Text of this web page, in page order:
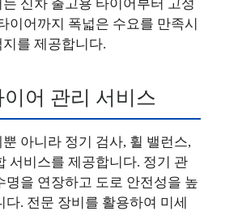
신차 출고용 타이어부터 고성
이어까지 폭넓은 수요를 만족시
를 제공합니다.
어 관리 서비스
아니라 정기 검사, 휠 밸런스,
서비스를 제공합니다. 정기 관
명을 연장하고 도로 안전성을 높
다. 전문 장비를 활용하여 미세